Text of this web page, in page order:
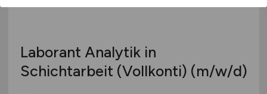
Laborant Analytik in
Schichtarbeit (Vollkonti) (m/w/d)